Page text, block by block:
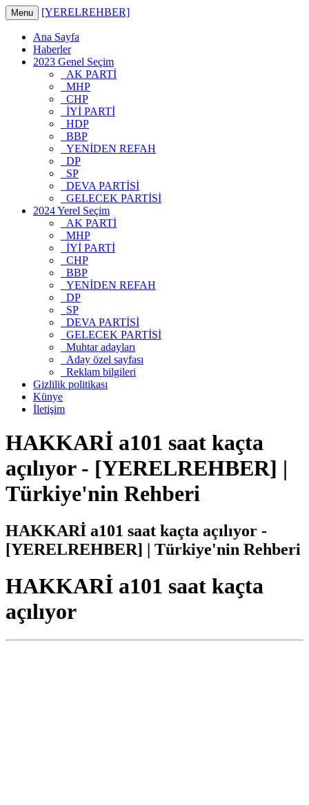
Menu [YERELREHBER]
Ana Sayfa
Haberler
2023 Genel Seçim
AK PARTİ
MHP
CHP
İYİ PARTİ
HDP
BBP
YENİDEN REFAH
DP
SP
DEVA PARTİSİ
GELECEK PARTİSİ
2024 Yerel Seçim
AK PARTİ
MHP
İYİ PARTİ
CHP
BBP
YENİDEN REFAH
DP
SP
DEVA PARTİSİ
GELECEK PARTİSİ
Muhtar adayları
Aday özel sayfası
Reklam bilgileri
Gizlilik politikası
Künye
İletişim
HAKKARİ a101 saat kaçta
açılıyor - [YERELREHBER] |
Türkiye'nin Rehberi
HAKKARİ a101 saat kaçta açılıyor -
[YERELREHBER] | Türkiye'nin Rehberi
HAKKARİ a101 saat kaçta
açılıyor